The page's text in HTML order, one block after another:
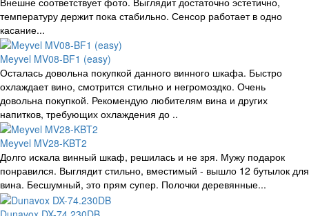
температуру держит пока стабильно. Сенсор работает в одно
касание...
Meyvel MV08-BF1 (easy)
Осталась довольна покупкой данного винного шкафа. Быстро
охлаждает вино, смотрится стильно и негромоздко. Очень
довольна покупкой. Рекомендую любителям вина и других
напитков, требующих охлаждения до ..
Meyvel MV28-KBT2
Долго искала винный шкаф, решилась и не зря. Мужу подарок
понравился. Выглядит стильно, вместимый - вышло 12 бутылок для
вина. Бесшумный, это прям супер. Полочки деревянные...